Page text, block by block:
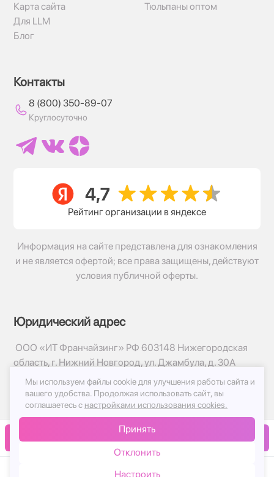
В корзину
Карта сайта
Для LLM
Блог
Тюльпаны оптом
Контакты
8 (800) 350-89-07
Круглосуточно
Рейтинг организации в яндексе
Информация на сайте представлена для ознакомления
и не является офертой; все права защищены, действуют
условия публичной оферты.
Юридический адрес
ООО «ИТ Франчайзинг» РФ 603148 Нижегородская
область, г. Нижний Новгород, ул. Джамбула, д. 30А
© 2017-2026г, База Цветов 24.ру
Политика конфиденциальности
Публичная оферта
Мы используем файлы cookie для улучшения работы сайта и
вашего удобства. Продолжая использовать сайт, вы
соглашаетесь с настройками использования cookies.
Принять
Отклонить
Настроить